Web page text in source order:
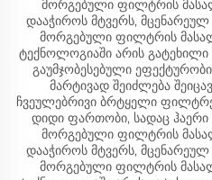
მორგებული ფილტრის
დააჭიროს მტვერს,
მორგებული ფილტრის
ტექნოლოგიაში არის გატეხილი
გაუმჯობესებული
მარტივად შეიძლება
ჩვეულებრივი ბრტყელი
დიდი ფართობი, სადაც ჰაერი
მორგებული ფილტრის
დააჭიროს მტვერს,
მორგებული ფილტრის